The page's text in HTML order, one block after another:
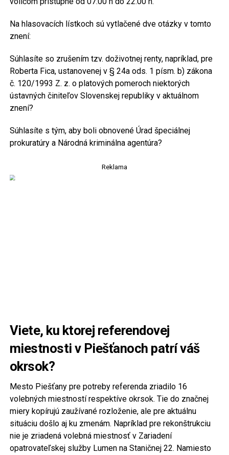
Na hlasovacích lístkoch sú vytlačené dve otázky v tomto
znení:
Súhlasíte so zrušením tzv. doživotnej renty, napríklad, pre
Roberta Fica, ustanovenej v § 24a ods. 1 písm. b) zákona
č. 120/1993 Z. z. o platových pomeroch niektorých
ústavných činiteľov Slovenskej republiky v aktuálnom
znení?
Súhlasíte s tým, aby boli obnovené Úrad špeciálnej
prokuratúry a Národná kriminálna agentúra?
Reklama
Viete, ku ktorej referendovej
miestnosti v Piešťanoch patrí váš
okrsok?
Mesto Piešťany pre potreby referenda zriadilo 16
volebných miestností respektíve okrsok. Tie do značnej
miery kopírujú zaužívané rozloženie, ale pre aktuálnu
situáciu došlo aj ku zmenám. Napríklad pre rekonštrukciu
nie je zriadená volebná miestnosť v Zariadení
opatrovateľskej služby Lumen na Staničnej 22. Namiesto